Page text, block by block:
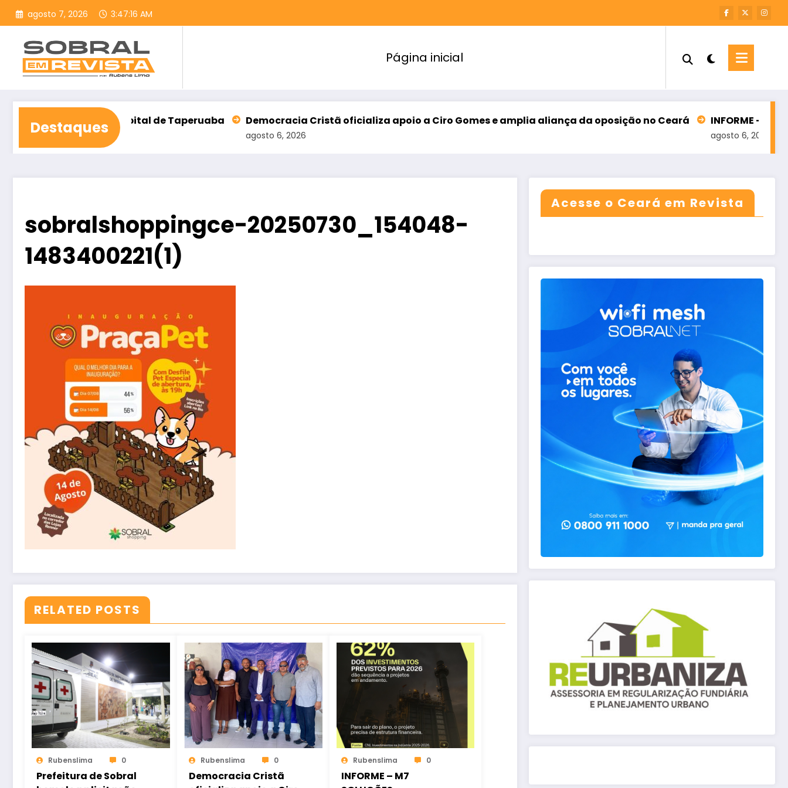
Pular
para
conteúdo
agosto 7, 2026 3:47:17 AM
Página inicial
Destaques
do Hospital de Taperuaba Democracia Cristã oficializa apoio a Ciro Gomes e amplia aliança da oposição no Ceará
agosto 6, 2026
INFORME – M7
agosto 6, 2026
sobralshoppingce-20250730_154048-
1483400221(1)
RELATED POSTS
Rubenslima 0
Prefeitura de Sobral
Rubenslima 0
Democracia Cristã
Rubenslima 0
INFORME – M7
Acesse o Ceará em Revista